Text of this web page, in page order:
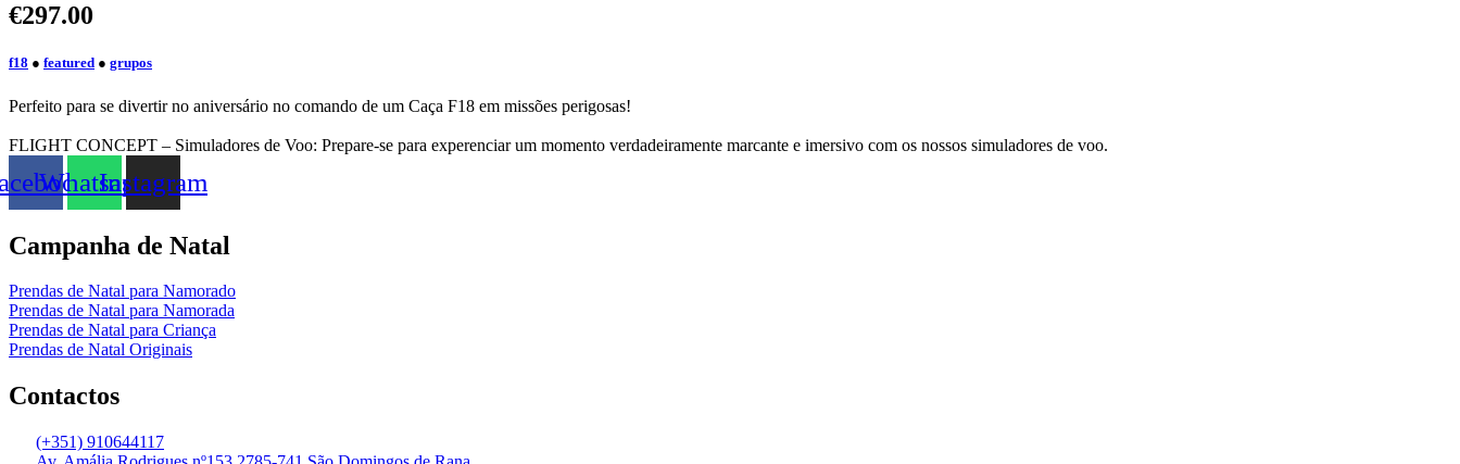
€297.00
f18 ● featured ● grupos
Perfeito para se divertir no aniversário no comando de um Caça F18 em missões perigosas!
FLIGHT CONCEPT – Simuladores de Voo: Prepare-se para experenciar um momento verdadeiramente marcante e imersivo com os nossos simuladores de voo.
WhatsappInstagram
Campanha de Natal
Prendas de Natal para Namorado
Prendas de Natal para Namorada
Prendas de Natal para Criança
Prendas de Natal Originais
Contactos
(+351) 910644117